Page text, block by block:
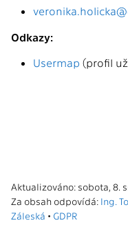
Odkazy:
Usermap (profil
Aktualizováno: sobota, 8.
Za obsah odpovídá: Ing.
Záleská • GDPR